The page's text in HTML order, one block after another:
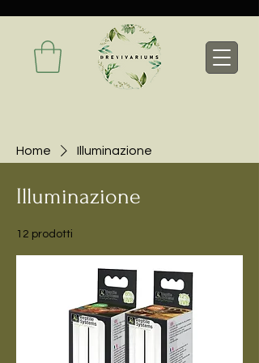
Home Illuminazione
Illuminazione
12 prodotti